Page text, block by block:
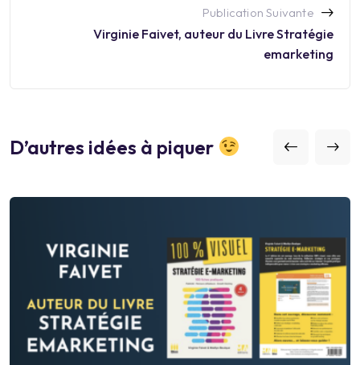
Publication Suivante
Virginie Faivet, auteur du Livre Stratégie
emarketing
D’autres idées à piquer